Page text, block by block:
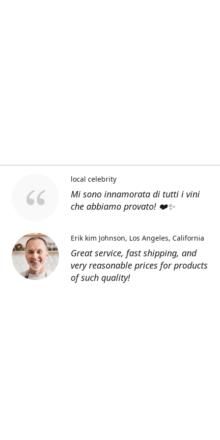
Mi sono innamorata di tutti i vini
che abbiamo provato! ❤️✨
local celebrity
Great service, fast shipping, and
very reasonable prices for products
of such quality!
Erik kim Johnson Los Angeles, California